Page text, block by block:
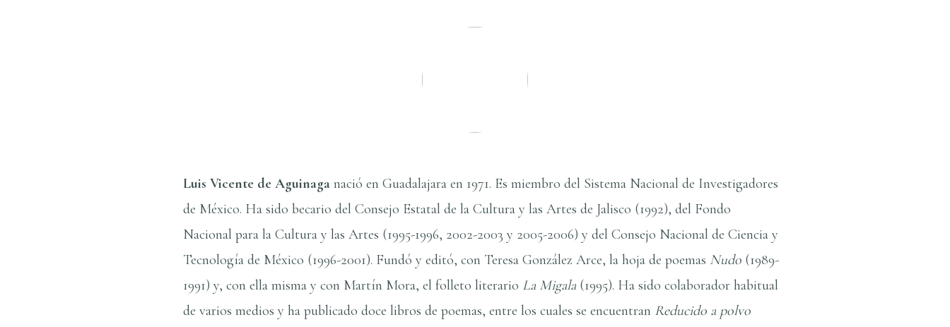
Luis Vicente de Aguinaga nació en Guadalajara en 1971. Es miembro del Sistema Nacional de Investigadores
de México. Ha sido becario del Consejo Estatal de la Cultura y las Artes de Jalisco (1992), del Fondo
Nacional para la Cultura y las Artes (1995-1996, 2002-2003 y 2005-2006) y del Consejo Nacional de Ciencia y
Tecnologí­a de México (1996-2001). Fundó y editó, con Teresa González Arce, la hoja de poemas Nudo (1989-
1991) y, con ella misma y con Martí­n Mora, el folleto literario La Migala(1995). Ha sido colaborador habitual
de varios medios y ha publicado doce libros de poemas, entre los cuales se encuentran Reducido a polvo